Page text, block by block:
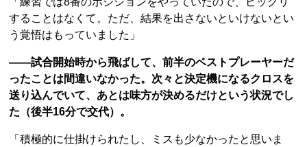
することはなくて。ただ、結果を出さないといけないとい
う覚悟はもっていました」
――試合開始時から飛ばして、前半のベストプレーヤーだ
ったことは間違いなかった。次々と決定機になるクロスを
送り込んでいて、あとは味方が決めるだけという状況でし
た（後半16分で交代）。
「積極的に仕掛けられたし、ミスも少なかったと思いま